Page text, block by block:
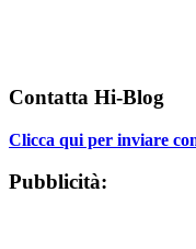
Contatta Hi-Blog
Clicca qui per inviare
Pubblicità: